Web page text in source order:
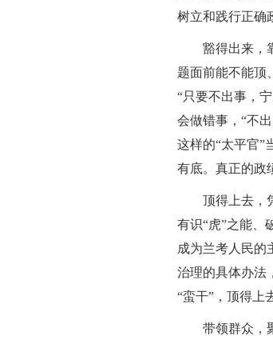
树立和践行正确
豁得出来，靠
题面前能不能顶
“只要不出事，
会做错事，“不
这样的“太平官”
有底。真正的政
顶得上去，凭
有识“虎”之能、
成为兰考人民的
治理的具体办法
“蛮干”，顶得上
带领群众，聚